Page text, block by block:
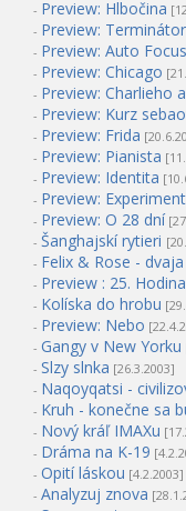
- Preview: Hlbočina
- Preview:
- Preview: Auto Focus
- Preview: Chicago
- Preview: Charlieho
- Preview: Kurz
- Preview: Frida
- Preview: Pianista
- Preview: Identita
- Preview: Experiment
- Preview: O 28 dní
- Šanghajskí rytieri
- Felix & Rose -
- Preview : 25. Hodina
- Kolíska do hrobu
- Preview: Nebo
- Gangy v New Yorku
- Slzy slnka [26.3.2003]
- Naqoyqatsi -
- Kruh - konečne sa
- Nový kráľ IMAXu
- Dráma na K-19
- Opití láskou [4.2.2003]
- Analyzuj znova